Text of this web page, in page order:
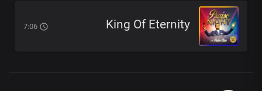
King Of Eternity